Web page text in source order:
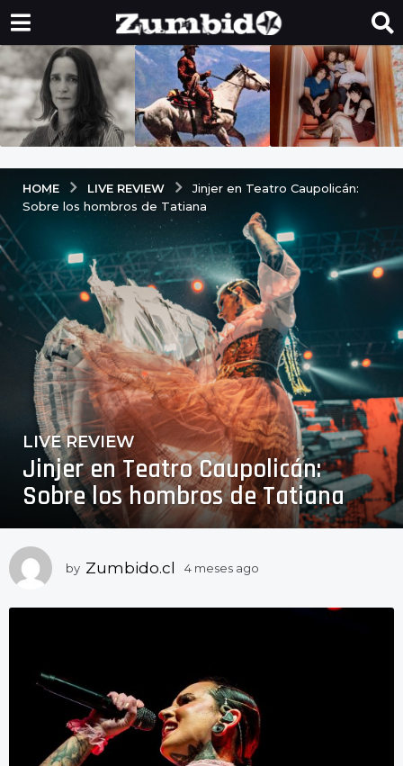
HOME LIVE REVIEW
Jinjer en Teatro Caupolicán:
Sobre los hombros de Tatiana
4
m
e
s
e
s
a
LIVE REVIEW
Jinjer en Teatro Caupolicán:
Sobre los hombros de Tatiana
by Zumbido.cl 4 meses ago